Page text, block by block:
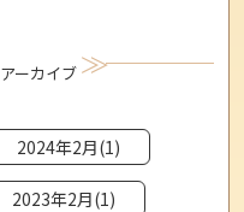
アーカイブ
2024年2月(1)
2023年2月(1)